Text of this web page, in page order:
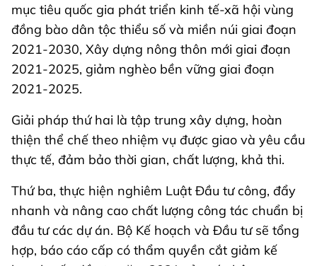
mục tiêu quốc gia phát triển kinh tế-xã hội vùng
đồng bào dân tộc thiểu số và miền núi giai đoạn
2021-2030, Xây dựng nông thôn mới giai đoạn
2021-2025, giảm nghèo bền vững giai đoạn
2021-2025.
Giải pháp thứ hai là tập trung xây dựng, hoàn
thiện thể chế theo nhiệm vụ được giao và yêu cầu
thực tế, đảm bảo thời gian, chất lượng, khả thi.
Thứ ba, thực hiện nghiêm Luật Đầu tư công, đẩy
nhanh và nâng cao chất lượng công tác chuẩn bị
đầu tư các dự án. Bộ Kế hoạch và Đầu tư sẽ tổng
hợp, báo cáo cấp có thẩm quyền cắt giảm kế